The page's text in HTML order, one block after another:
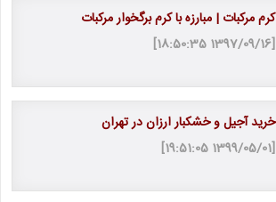
کرم مرکبات | مبارزه با کرم برگخوار مرکبات
[1397/09/16 18:50:35]
خرید آجیل و خشکبار ارزان در تهران
[1399/05/01 19:51:05]